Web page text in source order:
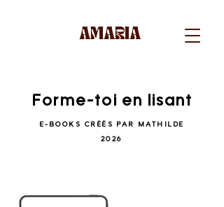
AMARIA
Forme-toi en lisant
E-BOOKS CRÉÉS PAR MATHILDE
2026